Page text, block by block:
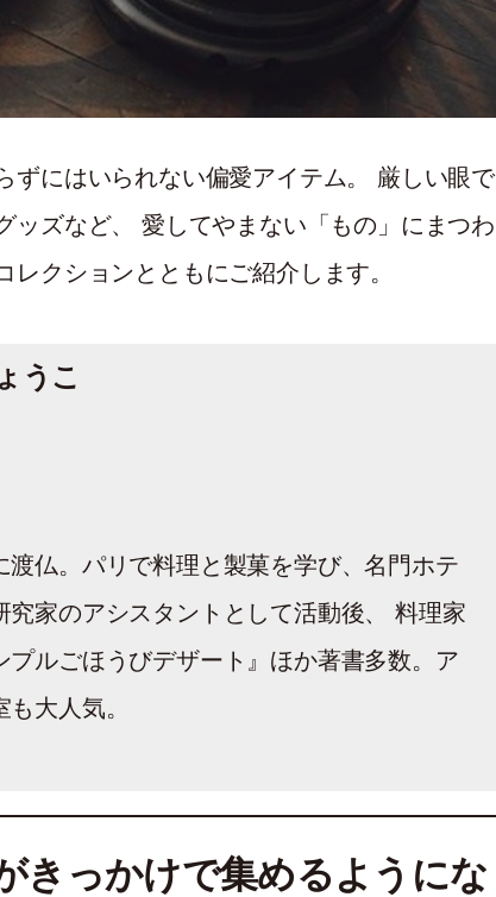
ずにはいられない偏愛アイテム。 厳しい眼で
ッズなど、 愛してやまない「もの」にまつわ
クションとともにご紹介します。
うこ
仏。パリで料理と製菓を学び、名門ホテ
究家のアシスタントとして活動後、 料理家
プルごほうびデザート』ほか著書多数。ア
大人気。
きっかけで集めるようにな